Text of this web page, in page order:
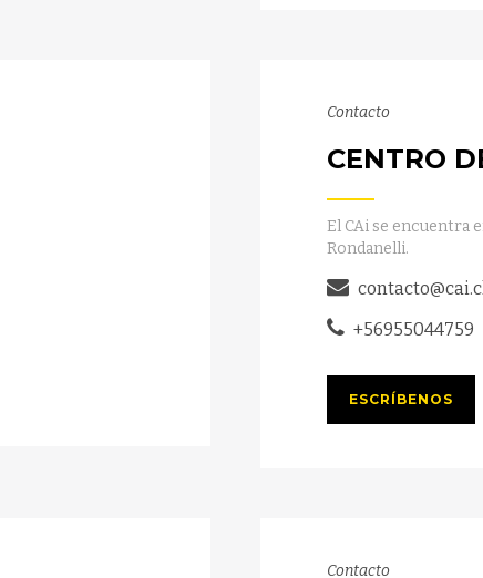
Contacto
CENTRO
El CAi se encuentra
Rondanelli.
+56955044759
ESCRÍBENOS
Contacto